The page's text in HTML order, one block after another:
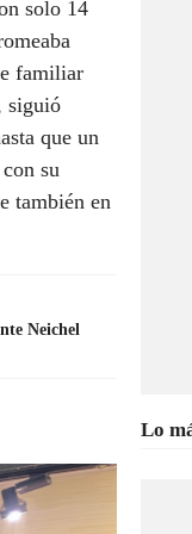
solo 14
familiar
siguió
que un
su
también en
Neichel
Lo